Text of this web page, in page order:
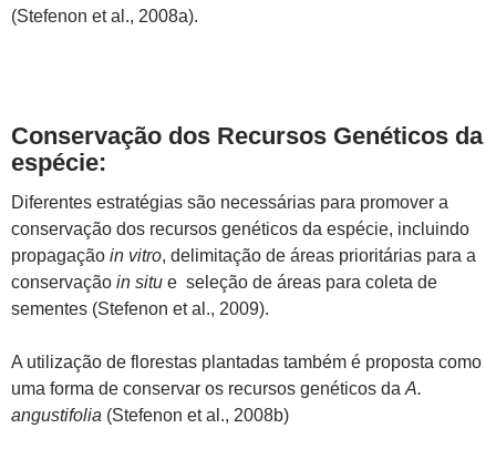
(Stefenon et al., 2008a).
Conservação dos Recursos Genéticos da
espécie:
Diferentes estratégias são necessárias para promover a
conservação dos recursos genéticos da espécie, incluindo
propagação in vitro, delimitação de áreas prioritárias para a
conservação in situ e seleção de áreas para coleta de
sementes (Stefenon et al., 2009).
A utilização de florestas plantadas também é proposta como
uma forma de conservar os recursos genéticos da A.
angustifolia (Stefenon et al., 2008b)